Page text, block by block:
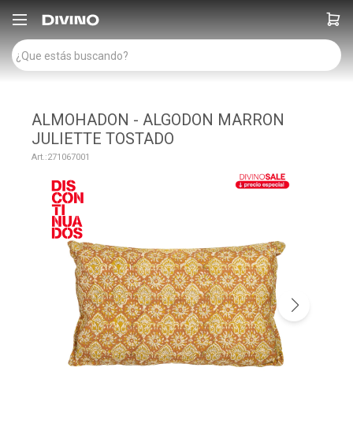

ALMOHADON - ALGODON MARRON
JULIETTE TOSTADO
271067001